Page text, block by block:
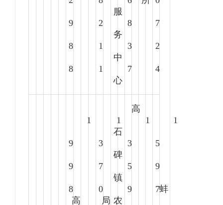
9
8
8
2
1
1
服
务
中
心
8
3
7
7
2
4
高
1
9
9
8
局
1
3
7
0
高
石
碑
镇
农
1
3
5
9 蚌
1
5
9
7